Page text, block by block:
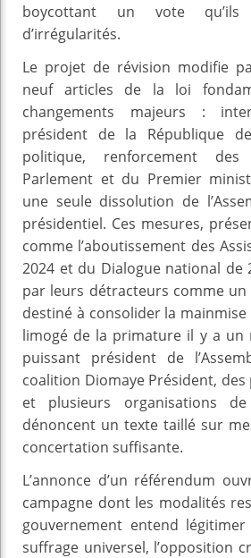
boycottant un vote qu’ils
d’irrégularités.
Le projet de révision modifie
neuf articles de la loi
changements majeurs :
président de la République
politique, renforcement
Parlement et du Premier
une seule dissolution de
présidentiel. Ces mesures,
comme l’aboutissement des
2024 et du Dialogue national de
par leurs détracteurs comme
destiné à consolider la mainmise
limogé de la primature il y a un
puissant président de
coalition Diomaye Président,
et plusieurs organisations
dénoncent un texte taillé sur
concertation suffisante.
L’annonce d’un référendum
campagne dont les modalités
gouvernement entend
suffrage universel, l’opposition